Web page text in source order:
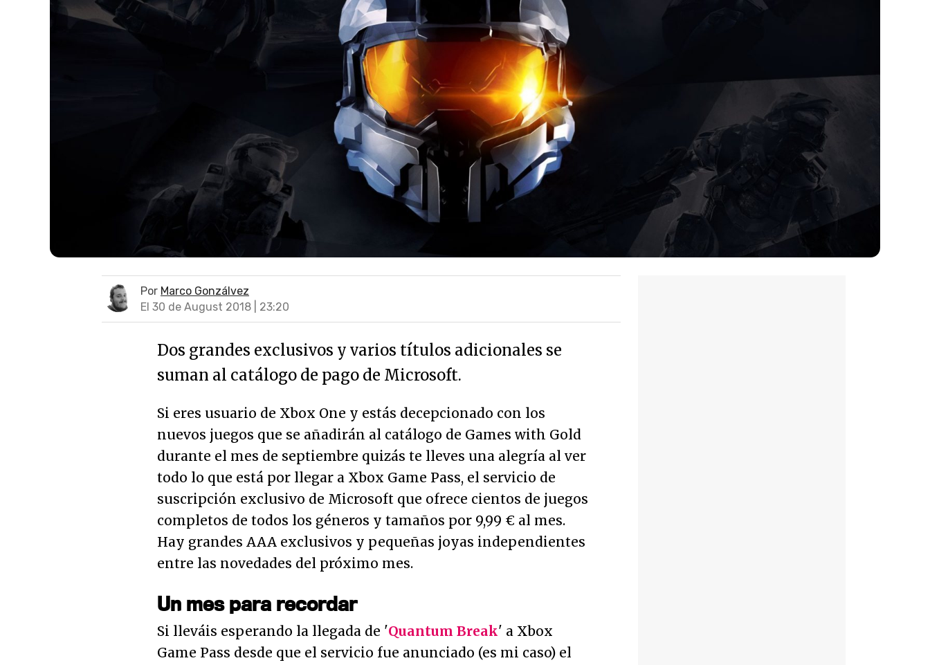
Por Marco Gonzálvez
El 30 de August 2018 | 23:20
Dos grandes exclusivos y varios títulos adicionales se
suman al catálogo de pago de Microsoft.
Si eres usuario de Xbox One y estás decepcionado con los
nuevos juegos que se añadirán al catálogo de Games with Gold
durante el mes de septiembre quizás te lleves una alegría al ver
todo lo que está por llegar a Xbox Game Pass, el servicio de
suscripción exclusivo de Microsoft que ofrece cientos de juegos
completos de todos los géneros y tamaños por 9,99 € al mes.
Hay grandes AAA exclusivos y pequeñas joyas independientes
entre las novedades del próximo mes.
Un mes para recordar
Si lleváis esperando la llegada de 'Quantum Break' a Xbox
Game Pass desde que el servicio fue anunciado (es mi caso) el